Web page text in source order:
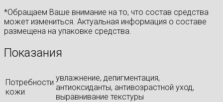
*Обращаем Ваше внимание на то, что состав средства
может измениться. Актуальная информация о составе
размещена на упаковке средства.
Показания
Потребности
кожи
увлажнение, депигментация,
антиоксиданты, антивозрастной уход,
выравнивание текстуры